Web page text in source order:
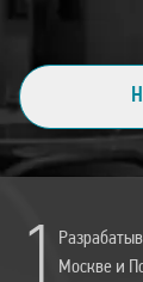
Москве и